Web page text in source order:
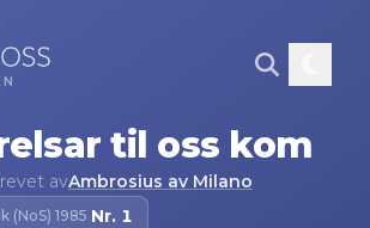
til oss kom
avAmbrosius av Milano
(NoS) 1985·Nr. 1